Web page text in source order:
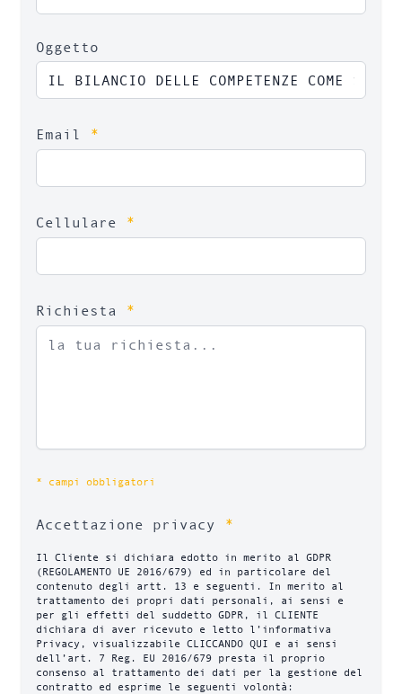
Oggetto
Email *
Cellulare *
Richiesta *
* campi obbligatori
Accettazione privacy *
Il Cliente si dichiara edotto in merito al GDPR
(REGOLAMENTO UE 2016/679) ed in particolare del
contenuto degli artt. 13 e seguenti. In merito al
trattamento dei propri dati personali, ai sensi e
per gli effetti del suddetto GDPR, il CLIENTE
dichiara di aver ricevuto e letto l’informativa
Privacy, visualizzabile CLICCANDO QUI e ai sensi
dell’art. 7 Reg. EU 2016/679 presta il proprio
consenso al trattamento dei dati per la gestione del
contratto ed esprime le seguenti volontà: